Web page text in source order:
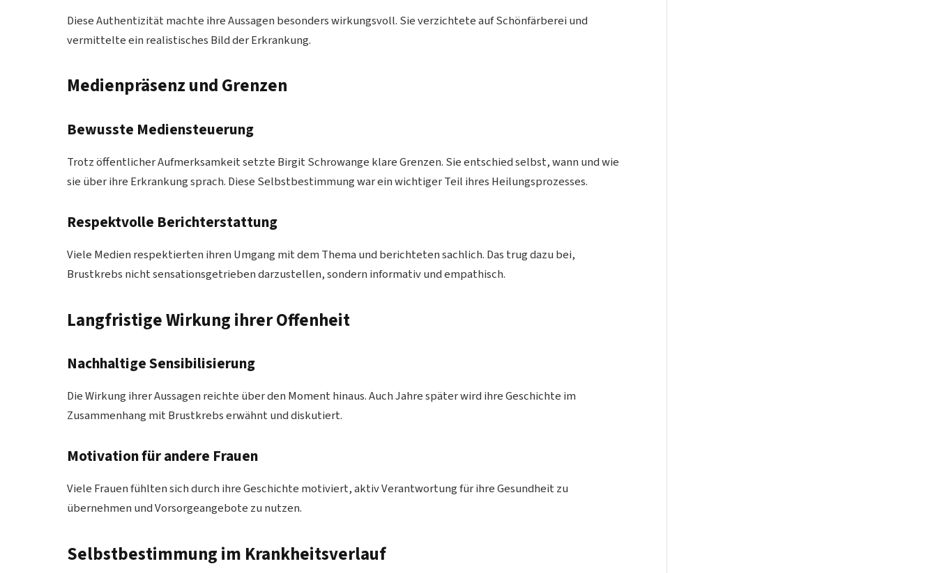
Diese Authentizität machte ihre Aussagen besonders wirkungsvoll. Sie verzichtete auf Schönfärberei und
vermittelte ein realistisches Bild der Erkrankung.
Medienpräsenz und Grenzen
Bewusste Mediensteuerung
Trotz öffentlicher Aufmerksamkeit setzte Birgit Schrowange klare Grenzen. Sie entschied selbst, wann und wie
sie über ihre Erkrankung sprach. Diese Selbstbestimmung war ein wichtiger Teil ihres Heilungsprozesses.
Respektvolle Berichterstattung
Viele Medien respektierten ihren Umgang mit dem Thema und berichteten sachlich. Das trug dazu bei,
Brustkrebs nicht sensationsgetrieben darzustellen, sondern informativ und empathisch.
Langfristige Wirkung ihrer Offenheit
Nachhaltige Sensibilisierung
Die Wirkung ihrer Aussagen reichte über den Moment hinaus. Auch Jahre später wird ihre Geschichte im
Zusammenhang mit Brustkrebs erwähnt und diskutiert.
Motivation für andere Frauen
Viele Frauen fühlten sich durch ihre Geschichte motiviert, aktiv Verantwortung für ihre Gesundheit zu
übernehmen und Vorsorgeangebote zu nutzen.
Selbstbestimmung im Krankheitsverlauf